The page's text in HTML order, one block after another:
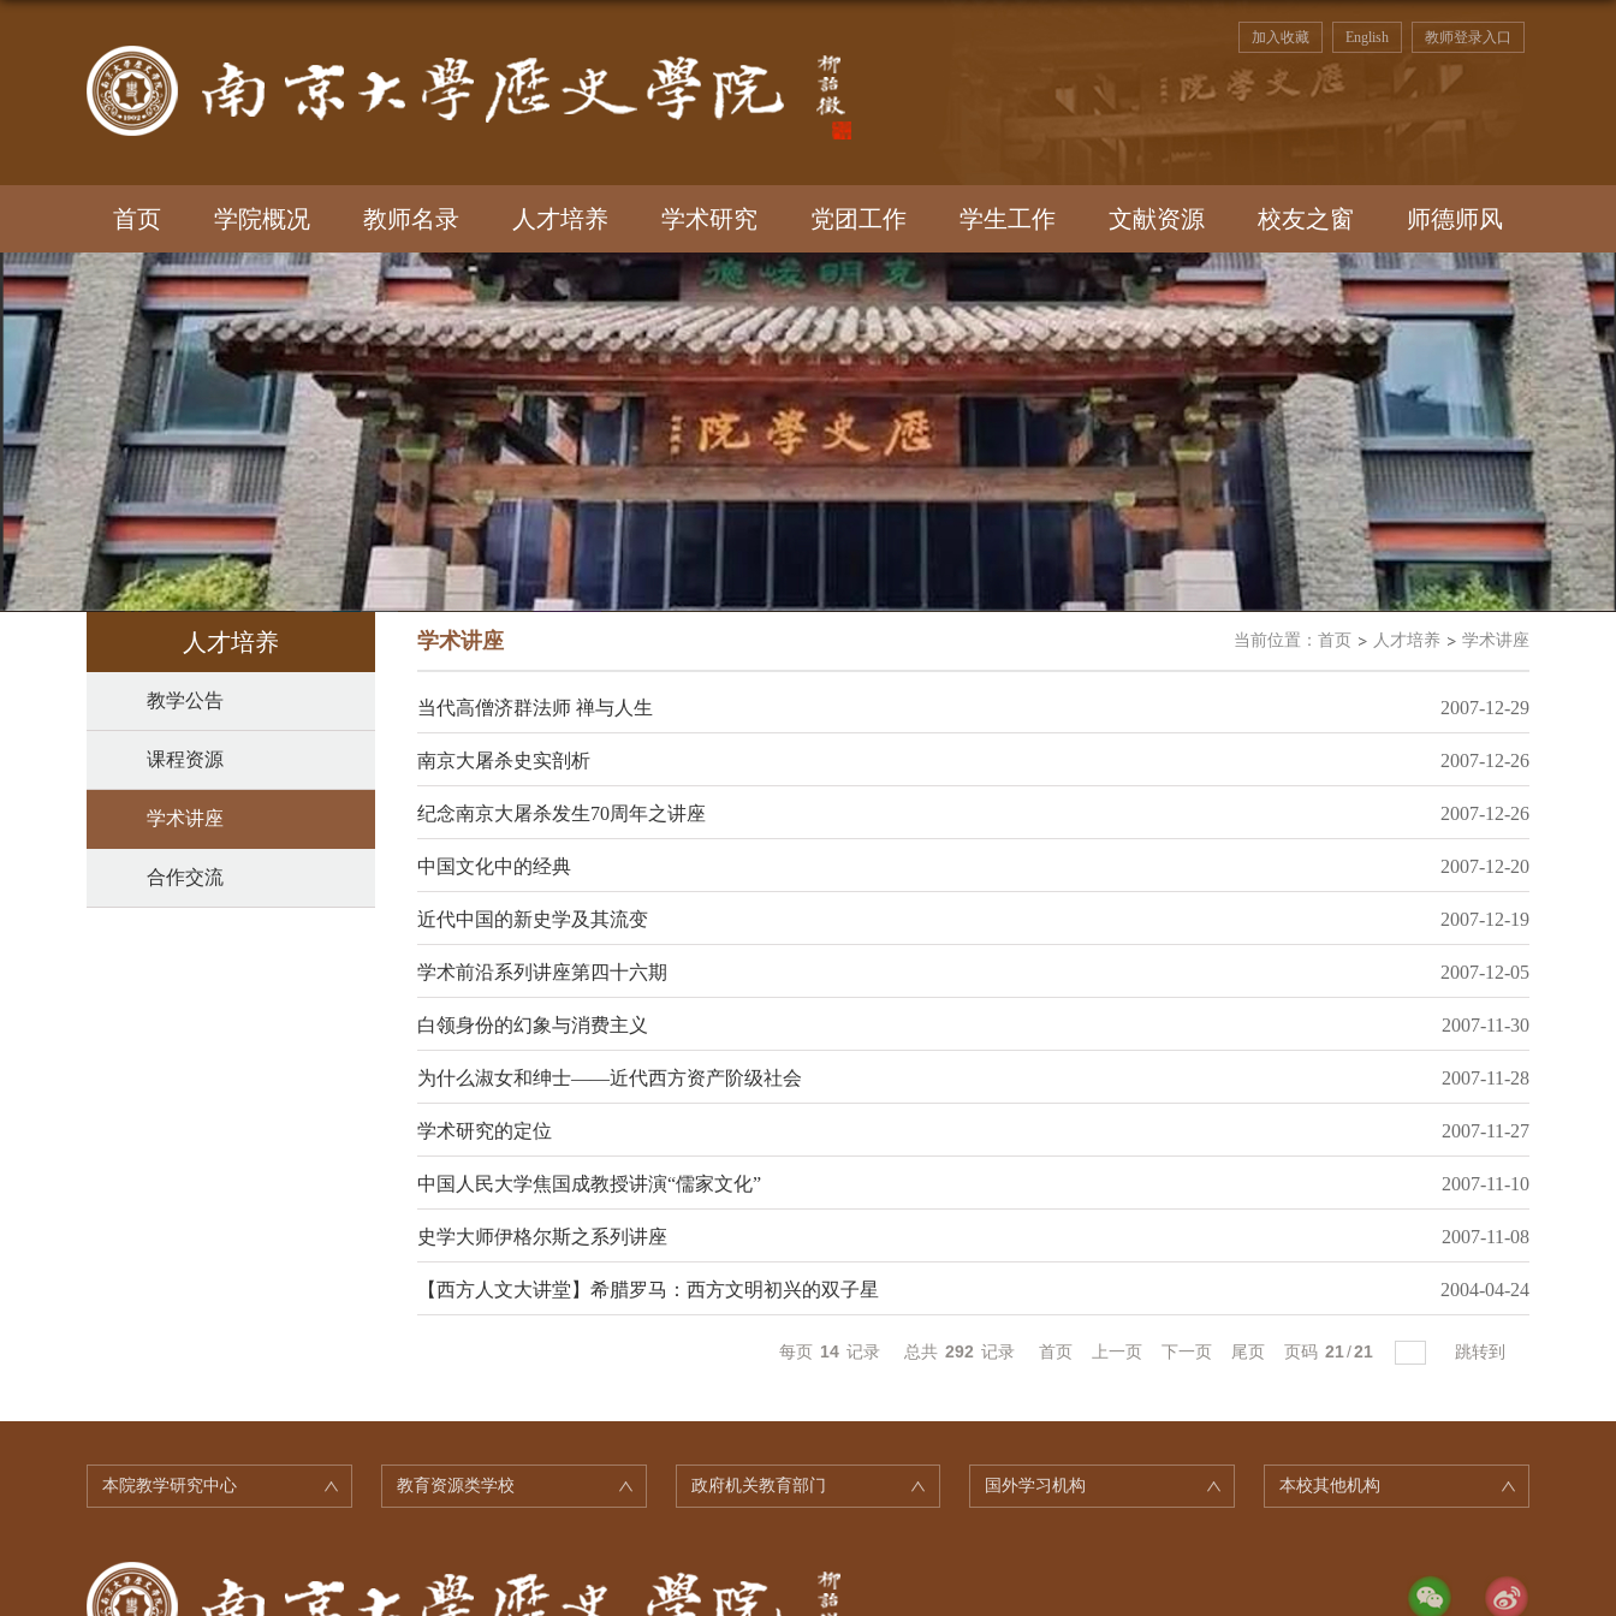
加入收藏 English 教师登录入口
首页 学院概况 教师名录 人才培养 学术研究 党团工作 学生工作 文献资源 校友之窗 师德师风
人才培养
教学公告
课程资源
学术讲座
合作交流
学术讲座 当前位置： 首页 人才培养 学术讲座
当代高僧济群法师 禅与人生 2007-12-29
南京大屠杀史实剖析 2007-12-26
纪念南京大屠杀发生70周年之讲座 2007-12-26
中国文化中的经典 2007-12-20
近代中国的新史学及其流变 2007-12-19
学术前沿系列讲座第四十六期 2007-12-05
白领身份的幻象与消费主义 2007-11-30
为什么淑女和绅士——近代西方资产阶级社会 2007-11-28
学术研究的定位 2007-11-27
中国人民大学焦国成教授讲演“儒家文化” 2007-11-10
史学大师伊格尔斯之系列讲座 2007-11-08
【西方人文大讲堂】希腊罗马：西方文明初兴的双子星 2004-04-24
每页 14 记录 总共 292 记录 首页 上一页 下一页 尾页 页码 21/21 跳转到
本院教学研究中心 教育资源类学校 政府机关教育部门 国外学习机构 本校其他机构